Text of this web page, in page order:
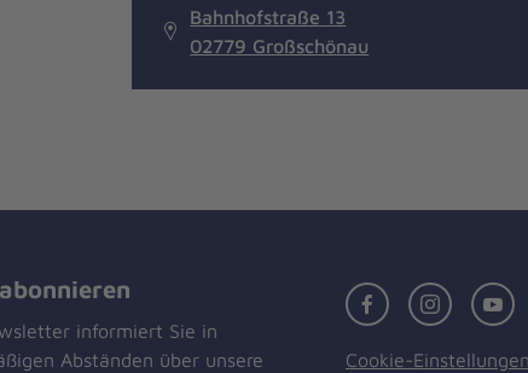
Bahnhofstraße 13
02779 Großschönau
informiert Sie in
Abständen über unsere
Facebook
Cookie-Einstellungen